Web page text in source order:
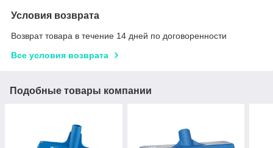
Условия возврата
Возврат товара в течение 14 дней по договоренности
Все условия возврата
Подобные товары компании